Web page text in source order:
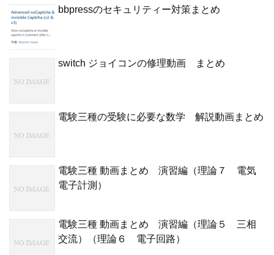
bbpressのセキュリティー対策まとめ
switch ジョイコンの修理動画 まとめ
電験三種の受験に必要な数学 解説動画まとめ
電験三種 動画まとめ 演習編（理論７ 電気
電子計測）
電験三種 動画まとめ 演習編（理論５ 三相
交流）（理論６ 電子回路）